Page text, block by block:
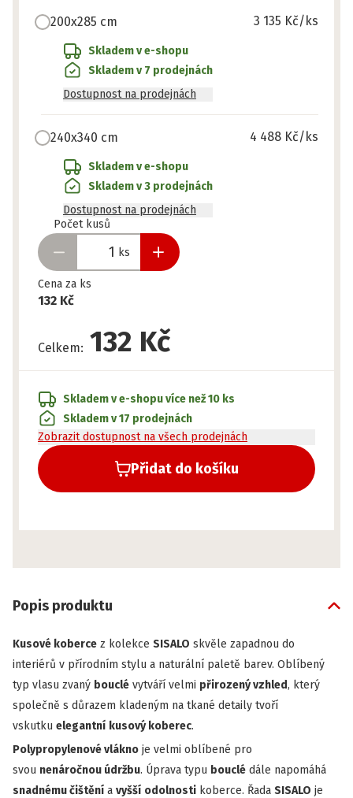
200x285 cm 3 135 Kč/ks
Skladem v e-shopu
Skladem v 7 prodejnách
Dostupnost na prodejnách
240x340 cm 4 488 Kč/ks
Skladem v e-shopu
Skladem v 3 prodejnách
Dostupnost na prodejnách
Počet kusů
ks
Připraveno
Cena za ks
132 Kč
Celkem: 132 Kč
Přidat do košíku
Skladem v e-shopuvíce než 10 ks
Skladem v 17 prodejnách
Zobrazit dostupnost na všech prodejnách
Popis produktu
Kusové koberce z kolekce SISALO skvěle zapadnou do
interiérů v přírodním stylu a naturální paletě barev. Oblíbený
typ vlasu zvaný bouclé vytváří velmi přirozený vzhled, který
společně s důrazem kladeným na tkané detaily tvoří
vskutku elegantní kusový koberec.
Polypropylenové vlákno je velmi oblíbené pro
svou nenáročnou údržbu. Úprava typu bouclé dále napomáhá
snadnému čištění a vyšší odolnosti koberce. Řada SISALO je